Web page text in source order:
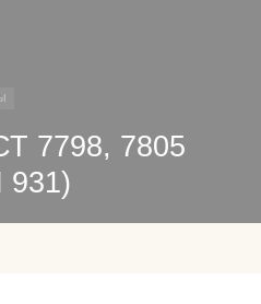
7798, 7805
931)